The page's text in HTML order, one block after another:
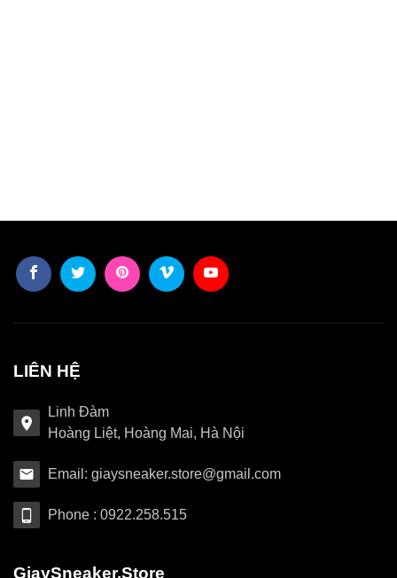
LIÊN HỆ
Linh Đàm
Hoàng Liệt, Hoàng Mai, Hà Nội
Email: giaysneaker.store@gmail.com
Phone : 0922.258.515
GiaySneaker.Store